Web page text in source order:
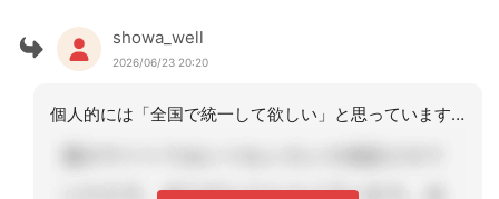
showa_well
2026/06/23 20:20
個人的には「全国で統一して欲しい」と思っています。